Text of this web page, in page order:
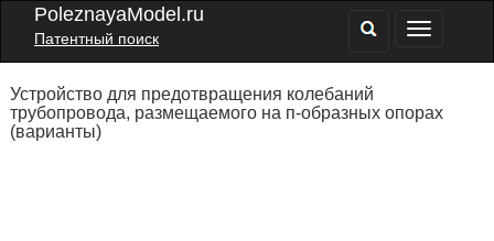
PoleznayaModel.ru
Патентный поиск
Устройство для предотвращения колебаний
трубопровода, размещаемого на п-образных опорах
(варианты)